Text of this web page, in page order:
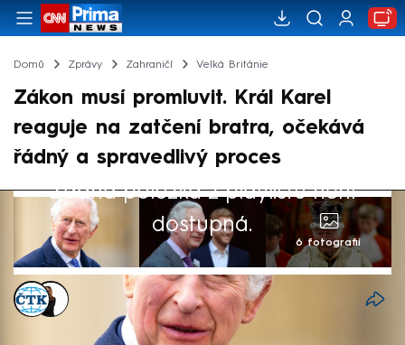
Domů Zprávy Zahraničí Velká Británie
Zákon musí promluvit. Král Karel
reaguje na zatčení bratra, očekává
řádný a spravedlivý proces
Žádná položka z playlistu není
dostupná.
6 fotografií
ČTK
Michaela Bartošová
Akt. 19. úno 2026, 14:03• 19. úno 2026, 13:24